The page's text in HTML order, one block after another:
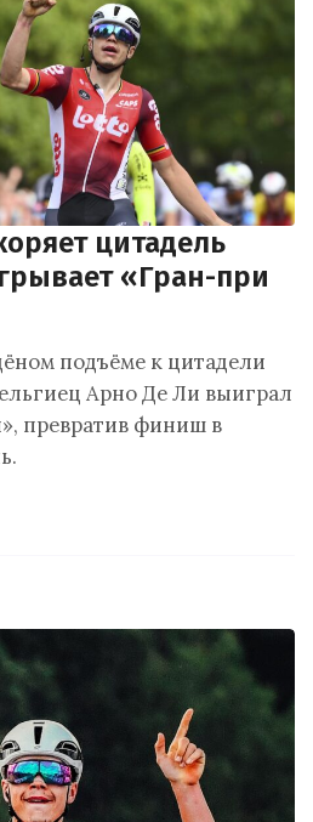
цитадель
«Гран-при
подъёме к цитадели
Арно Де Ли выиграл
превратив финиш в